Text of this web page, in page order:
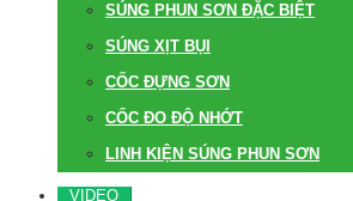
SÚNG PHUN SƠN ĐẶC BIỆT
SÚNG XỊT BỤI
CỐC ĐỰNG SƠN
CỐC ĐO ĐỘ NHỚT
LINH KIỆN SÚNG PHUN SƠN
VIDEO